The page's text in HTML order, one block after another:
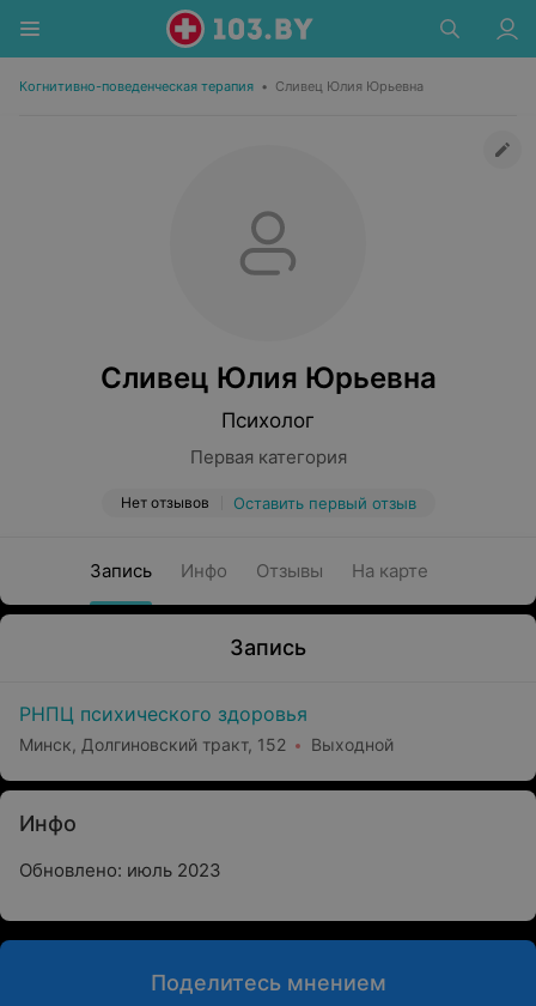
Когнитивно-поведенческая терапия • Сливец Юлия Юрьевна
Сливец Юлия Юрьевна
Психолог
Первая категория
Нет отзывов Оставить первый отзыв
Запись Инфо Отзывы На карте
Запись
РНПЦ психического здоровья
Минск, Долгиновский тракт, 152 Выходной
Инфо
Обновлено: июль 2023
Поделитесь мнением